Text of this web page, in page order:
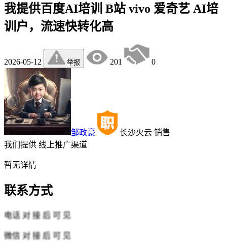
我提供百度AI培训 B站 vivo 爱奇艺 AI培
训户，流速快转化高
2026-05-12 举报 201 0
邹政豪 长沙火云 销售
我们提供 线上推广渠道
暂无详情
联系方式
电话 对 接 后 可 见
微信 对 接 后 可 见